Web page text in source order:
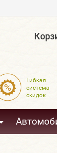
Гибкая
система
скидок